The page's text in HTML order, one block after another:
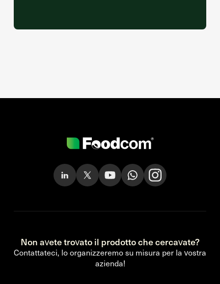
Non avete trovato il prodotto che cercavate?
Contattateci, lo organizzeremo su misura per la vostra
azienda!